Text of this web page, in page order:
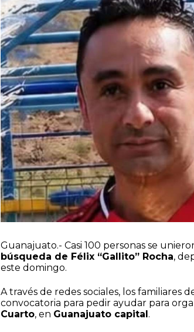
Guanajuato.- Casi 100 personas se
búsqueda de Félix “Gallito” Rocha,
este domingo.
A través de redes sociales, los familiares
convocatoria para pedir ayudar para
Cuarto, en Guanajuato capital.